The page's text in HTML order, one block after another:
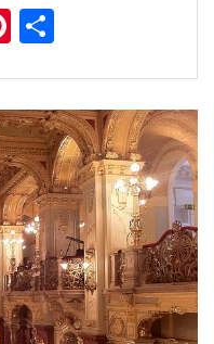
Pi
er
e
st
za
m
e
g